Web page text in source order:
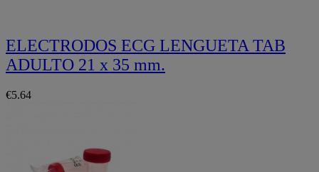
ELECTRODOS ECG LENGUETA TAB
ADULTO 21 x 35 mm.
€5.64